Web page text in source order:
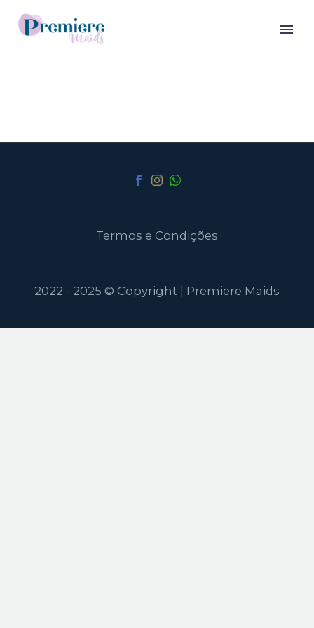
Termos e Condições
2022 - 2025 © Copyright | Premiere Maids